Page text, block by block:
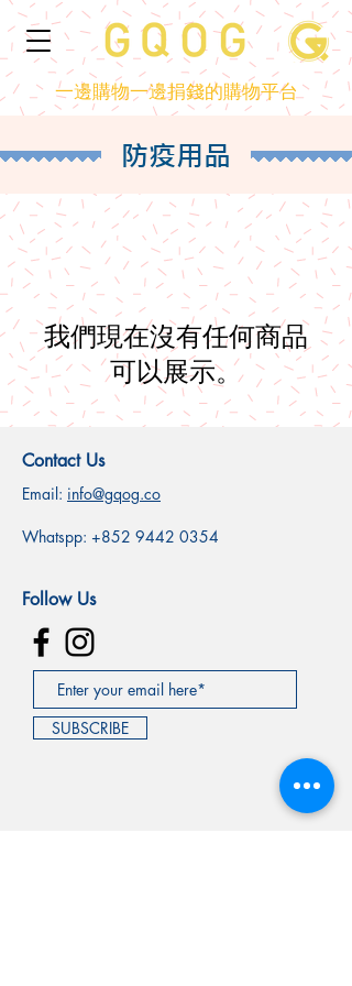
一邊購物一邊捐錢的購物平台
防疫用品
我們現在沒有任何商品
可以展示。
Contact Us
Email: info@gqog.co
Whatspp: +852 9442 0354
Follow Us
SUBSCRIBE